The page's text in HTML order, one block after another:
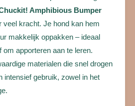
Amphibious Bumper
veel kracht. Je hond kan hem
makkelijk oppakken – ideaal
om apporteren aan te leren.
materialen die snel drogen
intensief gebruik, zowel in het